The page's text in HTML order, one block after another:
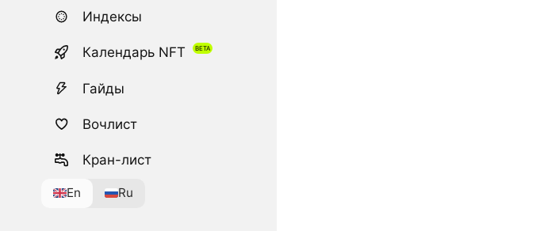
Индексы
Календарь NFT
Гайды
Вочлист
Кран-лист
En Ru